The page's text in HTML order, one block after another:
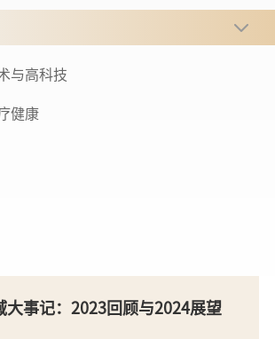
与高科技
健康
大事记：2023回顾与2024展望